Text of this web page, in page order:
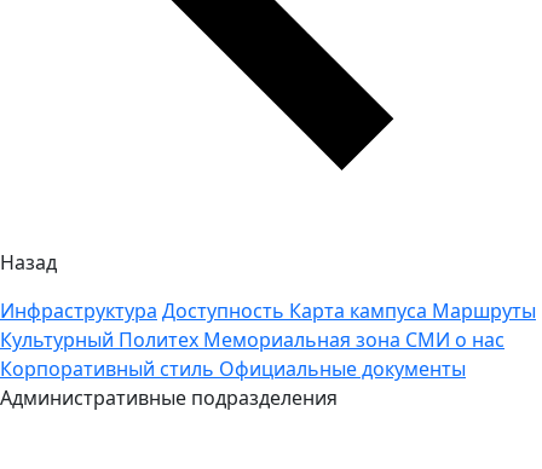
Назад
Инфраструктура Доступность Карта кампуса Маршруты
Культурный Политех Мемориальная зона СМИ о нас
Корпоративный стиль Официальные документы
Административные подразделения